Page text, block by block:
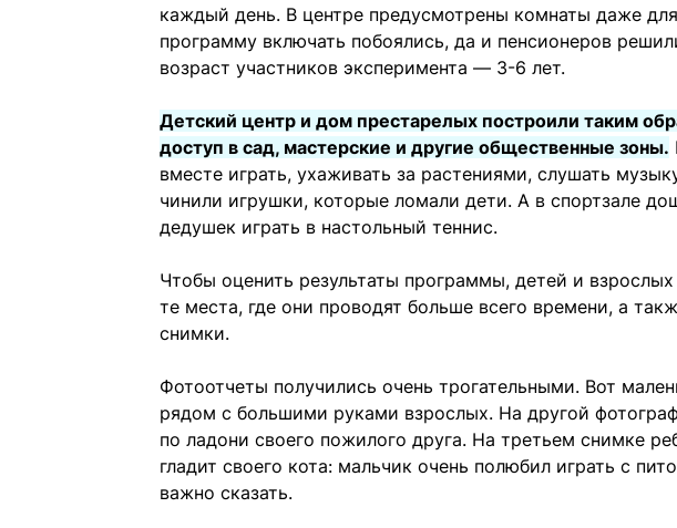
каждый день. В центре предусмотрены комнаты даже
программу включать побоялись, да и пенсионеров
возраст участников эксперимента — 3-6 лет.
Детский центр и дом престарелых построили таким
доступ в сад, мастерские и другие общественные зоны.
вместе играть, ухаживать за растениями, слушать
чинили игрушки, которые ломали дети. А в спортзале
дедушек играть в настольный теннис.
Чтобы оценить результаты программы, детей и
те места, где они проводят больше всего времени, а
снимки.
Фотоотчеты получились очень трогательными. Вот
рядом с большими руками взрослых. На другой
по ладони своего пожилого друга. На третьем снимке
гладит своего кота: мальчик очень полюбил играть с
важно сказать.